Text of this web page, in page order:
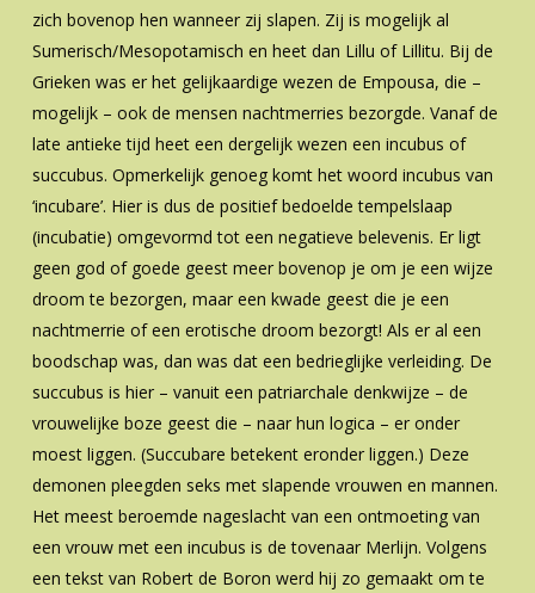
zich bovenop hen wanneer zij slapen. Zij is mogelijk al
Sumerisch/Mesopotamisch en heet dan Lillu of Lillitu. Bij de
Grieken was er het gelijkaardige wezen de Empousa, die –
mogelijk – ook de mensen nachtmerries bezorgde. Vanaf de
late antieke tijd heet een dergelijk wezen een incubus of
succubus. Opmerkelijk genoeg komt het woord incubus van
‘incubare’. Hier is dus de positief bedoelde tempelslaap
(incubatie) omgevormd tot een negatieve belevenis. Er ligt
geen god of goede geest meer bovenop je om je een wijze
droom te bezorgen, maar een kwade geest die je een
nachtmerrie of een erotische droom bezorgt! Als er al een
boodschap was, dan was dat een bedrieglijke verleiding. De
succubus is hier – vanuit een patriarchale denkwijze – de
vrouwelijke boze geest die – naar hun logica – er onder
moest liggen. (Succubare betekent eronder liggen.) Deze
demonen pleegden seks met slapende vrouwen en mannen.
Het meest beroemde nageslacht van een ontmoeting van
een vrouw met een incubus is de tovenaar Merlijn. Volgens
een tekst van Robert de Boron werd hij zo gemaakt om te